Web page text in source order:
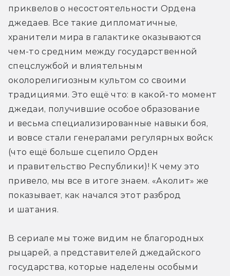
приквелов о несостоятельности Ордена
джедаев. Все такие дипломатичные,
хранители мира в галактике оказываются
чем-то средним между государственной
спецслужбой и влиятельным
околорелигиозным культом со своими
традициями. Это ещё что: в какой-то момент
джедаи, получившие особое образование
и весьма специализированные навыки боя,
и вовсе стали генералами регулярных войск
(что ещё больше сцепило Орден
и правительство Республики)! К чему это
привело, мы все в итоге знаем. «Аколит» же
показывает, как начался этот разброд
и шатания.
В сериале мы тоже видим не благородных
рыцарей, а представителей джедайского
государства, которые наделены особыми